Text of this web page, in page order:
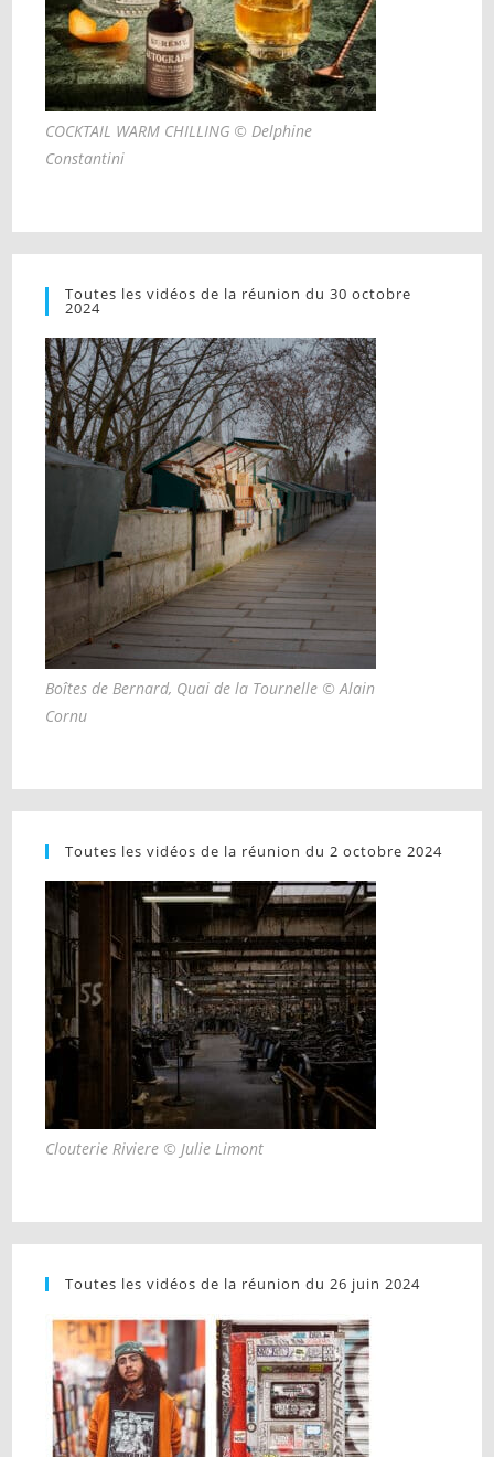
COCKTAIL WARM CHILLING © Delphine
Constantini
Toutes les vidéos de la réunion du 30 octobre
2024
Boîtes de Bernard, Quai de la Tournelle © Alain
Cornu
Toutes les vidéos de la réunion du 2 octobre 2024
Clouterie Riviere © Julie Limont
Toutes les vidéos de la réunion du 26 juin 2024